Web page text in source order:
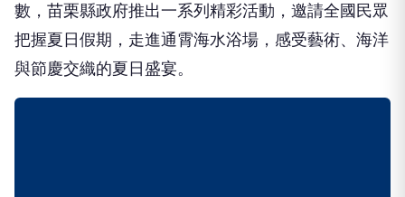
數，苗栗縣政府推出一系列精彩活動，邀請全國民眾
把握夏日假期，走進通霄海水浴場，感受藝術、海洋
與節慶交織的夏日盛宴。